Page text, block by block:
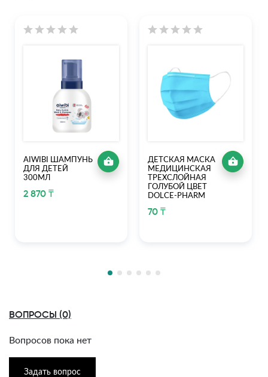
AIWIBI ШАМПУНЬ
ДЛЯ ДЕТЕЙ
300МЛ
2 870 ₸
ДЕТСКАЯ МАСКА
МЕДИЦИНСКАЯ
ТРЕХСЛОЙНАЯ
ГОЛУБОЙ ЦВЕТ
DOLCE-PHARM
70 ₸
ВОПРОСЫ (0)
Вопросов пока нет
Задать вопрос